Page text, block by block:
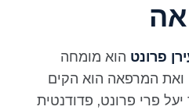
פרונטהוא מומחה
המרפאה הוא הקים
יעל פרי פרונט, פדודנטית